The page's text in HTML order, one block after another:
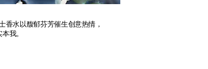
香水以馥郁芬芳催生创意热情，
我。